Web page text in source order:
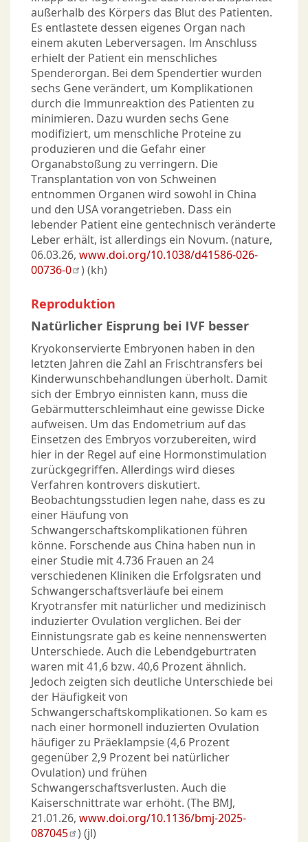
außerhalb des Körpers das Blut des Patienten.
Es entlastete dessen eigenes Organ nach
einem akuten Leberversagen. Im Anschluss
erhielt der Patient ein menschliches
Spenderorgan. Bei dem Spendertier wurden
sechs Gene verändert, um Komplikationen
durch die Immunreaktion des Patienten zu
minimieren. Dazu wurden sechs Gene
modifiziert, um menschliche Proteine zu
produzieren und die Gefahr einer
Organabstoßung zu verringern. Die
Transplantation von von Schweinen
entnommen Organen wird sowohl in China
und den USA vorangetrieben. Dass ein
lebender Patient eine gentechnisch veränderte
Leber erhält, ist allerdings ein Novum. (nature,
06.03.26, www.doi.org/10.1038/d41586-026-
00736-0
) (kh)
Reproduktion
Natürlicher Eisprung bei IVF besser
Kryokonservierte Embryonen haben in den
letzten Jahren die Zahl an Frischtransfers bei
Kinderwunschbehandlungen überholt. Damit
sich der Embryo einnisten kann, muss die
Gebärmutterschleimhaut eine gewisse Dicke
aufweisen. Um das Endometrium auf das
Einsetzen des Embryos vorzubereiten, wird
hier in der Regel auf eine Hormonstimulation
zurückgegriffen. Allerdings wird dieses
Verfahren kontrovers diskutiert.
Beobachtungsstudien legen nahe, dass es zu
einer Häufung von
Schwangerschaftskomplikationen führen
könne. Forschende aus China haben nun in
einer Studie mit 4.736 Frauen an 24
verschiedenen Kliniken die Erfolgsraten und
Schwangerschaftsverläufe bei einem
Kryotransfer mit natürlicher und medizinisch
induzierter Ovulation verglichen. Bei der
Einnistungsrate gab es keine nennenswerten
Unterschiede. Auch die Lebendgeburtraten
waren mit 41,6 bzw. 40,6 Prozent ähnlich.
Jedoch zeigten sich deutliche Unterschiede bei
der Häufigkeit von
Schwangerschaftskomplikationen. So kam es
nach einer hormonell induzierten Ovulation
häufiger zu Präeklampsie (4,6 Prozent
gegenüber 2,9 Prozent bei natürlicher
Ovulation) und frühen
Schwangerschaftsverlusten. Auch die
Kaiserschnittrate war erhöht. (The BMJ,
21.01.26, www.doi.org/10.1136/bmj-2025-
087045
) (jl)